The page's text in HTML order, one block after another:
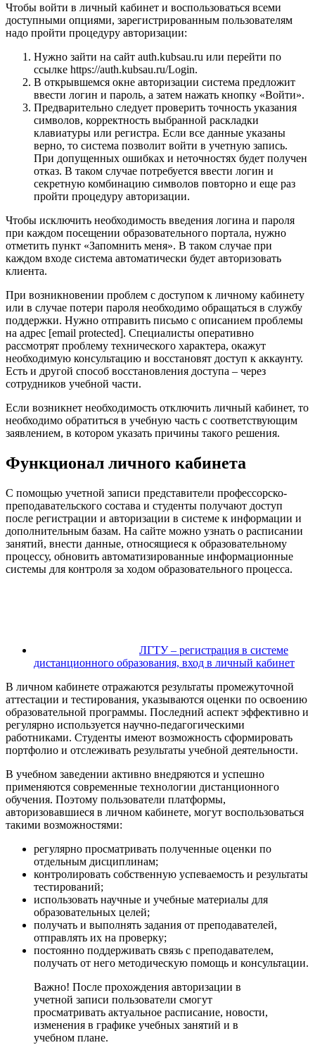
Чтобы войти в личный кабинет и воспользоваться всеми
доступными опциями, зарегистрированным пользователям
надо пройти процедуру авторизации:
Нужно зайти на сайт auth.kubsau.ru или перейти по
ссылке https://auth.kubsau.ru/Login.
В открывшемся окне авторизации система предложит
ввести логин и пароль, а затем нажать кнопку «Войти».
Предварительно следует проверить точность указания
символов, корректность выбранной раскладки
клавиатуры или регистра. Если все данные указаны
верно, то система позволит войти в учетную запись.
При допущенных ошибках и неточностях будет получен
отказ. В таком случае потребуется ввести логин и
секретную комбинацию символов повторно и еще раз
пройти процедуру авторизации.
Чтобы исключить необходимость введения логина и пароля
при каждом посещении образовательного портала, нужно
отметить пункт «Запомнить меня». В таком случае при
каждом входе система автоматически будет авторизовать
клиента.
При возникновении проблем с доступом к личному кабинету
или в случае потери пароля необходимо обращаться в службу
поддержки. Нужно отправить письмо с описанием проблемы
на адрес [email protected]. Специалисты оперативно
рассмотрят проблему технического характера, окажут
необходимую консультацию и восстановят доступ к аккаунту.
Есть и другой способ восстановления доступа – через
сотрудников учебной части.
Если возникнет необходимость отключить личный кабинет, то
необходимо обратиться в учебную часть с соответствующим
заявлением, в котором указать причины такого решения.
Функционал личного кабинета
С помощью учетной записи представители профессорско-
преподавательского состава и студенты получают доступ
после регистрации и авторизации в системе к информации и
дополнительным базам. На сайте можно узнать о расписании
занятий, внести данные, относящиеся к образовательному
процессу, обновить автоматизированные информационные
системы для контроля за ходом образовательного процесса.
ЛГТУ – регистрация в системе
дистанционного образования, вход в личный кабинет
В личном кабинете отражаются результаты промежуточной
аттестации и тестирования, указываются оценки по освоению
образовательной программы. Последний аспект эффективно и
регулярно используется научно-педагогическими
работниками. Студенты имеют возможность сформировать
портфолио и отслеживать результаты учебной деятельности.
В учебном заведении активно внедряются и успешно
применяются современные технологии дистанционного
обучения. Поэтому пользователи платформы,
авторизовавшиеся в личном кабинете, могут воспользоваться
такими возможностями:
регулярно просматривать полученные оценки по
отдельным дисциплинам;
контролировать собственную успеваемость и результаты
тестирований;
использовать научные и учебные материалы для
образовательных целей;
получать и выполнять задания от преподавателей,
отправлять их на проверку;
постоянно поддерживать связь с преподавателем,
получать от него методическую помощь и консультации.
Важно! После прохождения авторизации в
учетной записи пользователи смогут
просматривать актуальное расписание, новости,
изменения в графике учебных занятий и в
учебном плане.